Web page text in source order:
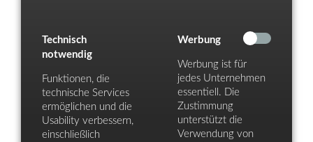
Technisch
notwendig
Funktionen, die
technische Services
ermöglichen und die
Usability verbessern,
einschließlich
Werbung
Werbung ist für
jedes Unternehmen
essentiell. Die
Zustimmung
unterstützt die
Verwendung von